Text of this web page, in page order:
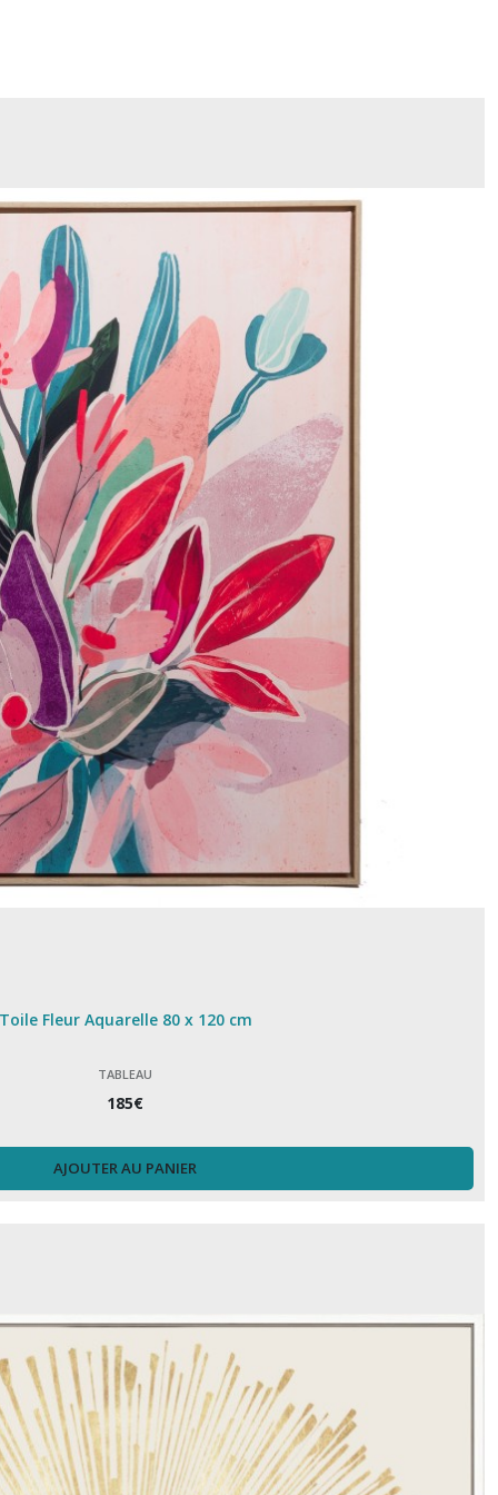
Toile Fleur Aquarelle 80 x 120 cm
TABLEAU
185€
AJOUTER AU PANIER